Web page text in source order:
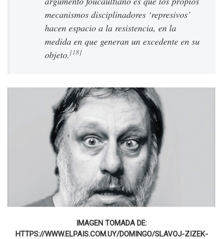
mecanismos disciplinadores ‘represivos’
hacen espacio a la resistencia, en la
medida en que generan un excedente en su
objeto.[18]
IMAGEN TOMADADE:
HTTPS://WWW.ELPAIS.COM.UY/DOMINGO/SLAVOJ-ZIZEK-